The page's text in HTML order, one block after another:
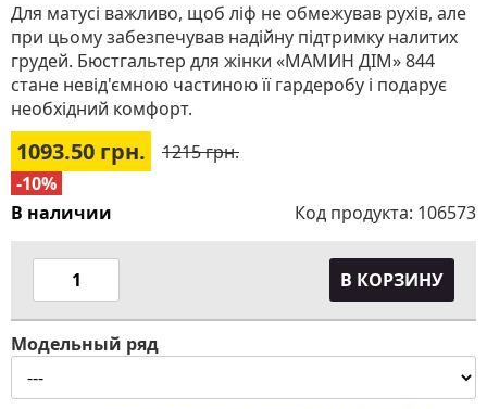
Для матусі важливо, щоб ліф не обмежував рухів, але
при цьому забезпечував надійну підтримку налитих
грудей. Бюстгальтер для жінки «МАМИН ДІМ» 844
стане невід'ємною частиною її гардеробу і подарує
необхідний комфорт.
1093.50 грн.
-10%
1215 грн.
В наличии Код продукта: 106573
В КОРЗИНУ
Модельный ряд